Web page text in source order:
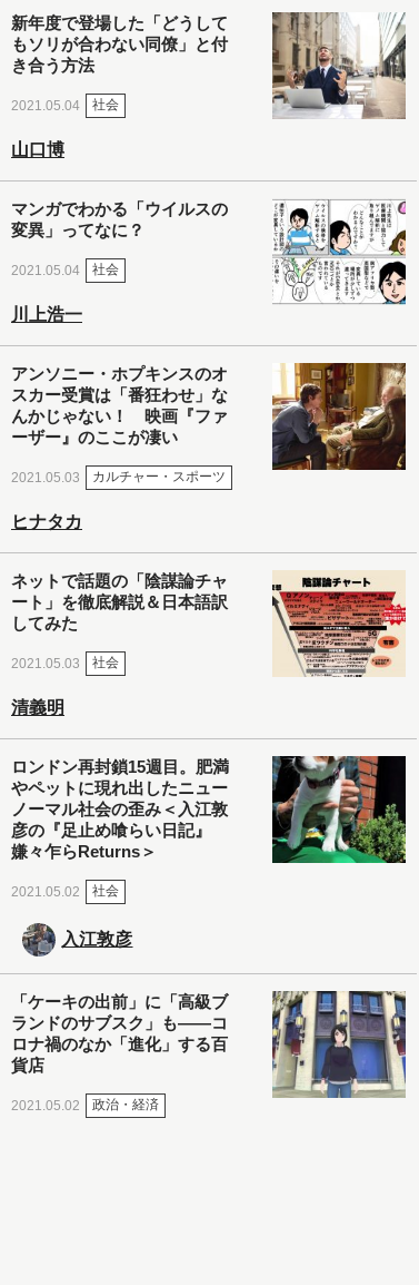
新年度で登場した「どうして
もソリが合わない同僚」と付
き合う方法
2021.05.04 社会
山口博
マンガでわかる「ウイルスの
変異」ってなに？
2021.05.04 社会
川上浩一
アンソニー・ホプキンスのオ
スカー受賞は「番狂わせ」な
んかじゃない！ 映画『ファ
ーザー』のここが凄い
2021.05.03 カルチャー・スポーツ
ヒナタカ
ネットで話題の「陰謀論チャ
ート」を徹底解説＆日本語訳
してみた
2021.05.03 社会
清義明
ロンドン再封鎖15週目。肥満
やペットに現れ出したニュー
ノーマル社会の歪み＜入江敦
彦の『足止め喰らい日記』
嫌々乍らReturns＞
2021.05.02 社会
入江敦彦
「ケーキの出前」に「高級ブ
ランドのサブスク」も――コ
ロナ禍のなか「進化」する百
貨店
2021.05.02 政治・経済